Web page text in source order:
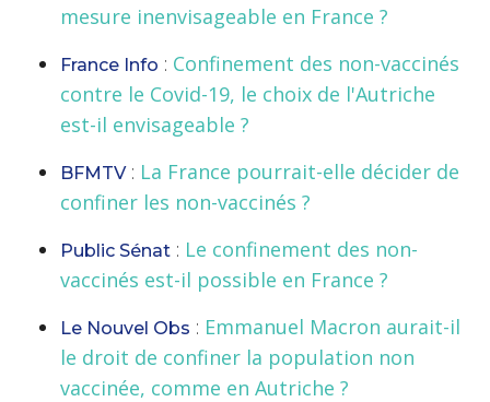
mesure inenvisageable en France ?
France Info : Confinement des non-vaccinés
contre le Covid-19, le choix de l'Autriche
est-il envisageable ?
BFMTV: La France pourrait-elle décider de
confiner les non-vaccinés ?
Public Sénat : Le confinement des non-
vaccinés est-il possible en France ?
Le Nouvel Obs : Emmanuel Macron aurait-il
le droit de confiner la population non
vaccinée, comme en Autriche ?